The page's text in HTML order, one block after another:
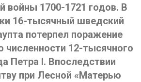
войны 1700-1721 годов. В
16-тысячный шведский
потерпел поражение
численности 12-тысячного
Петра I. Впоследствии
при Лесной «Матерью